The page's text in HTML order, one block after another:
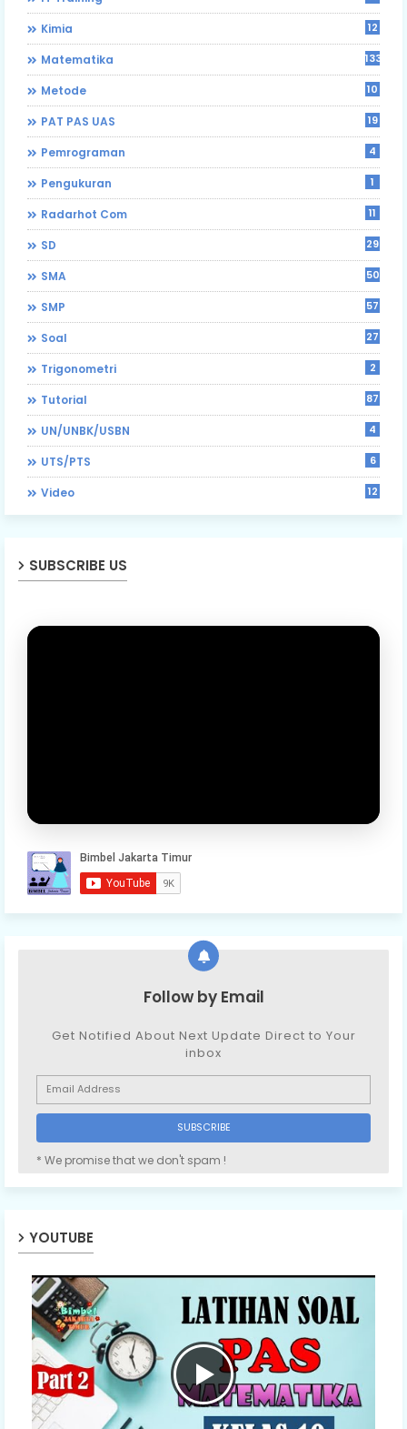
Kimia 12
Matematika 133
Metode 10
PAT PAS UAS 19
Pemrograman 4
Pengukuran 1
Radarhot Com 11
SD 29
SMA 50
SMP 57
Soal 27
Trigonometri 2
Tutorial 87
UN/UNBK/USBN 4
UTS/PTS 6
Video 12
SUBSCRIBE US
Follow by Email
Get Notified About Next Update Direct to Your
inbox
* We promise that we don't spam !
YOUTUBE